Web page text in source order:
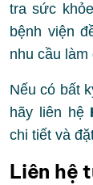
tra sức
bệnh viện
nhu cầu làm
Nếu có bất
hãy liên hệ
chi tiết và
Liên hệ